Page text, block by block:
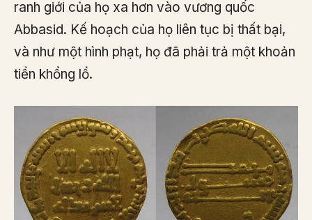
ranh giới của họ xa hơn vào vương quốc
Abbasid. Kế hoạch của họ liên tục bị thất bại,
và như một hình phạt, họ đã phải trả một khoản
tiền khổng lồ.